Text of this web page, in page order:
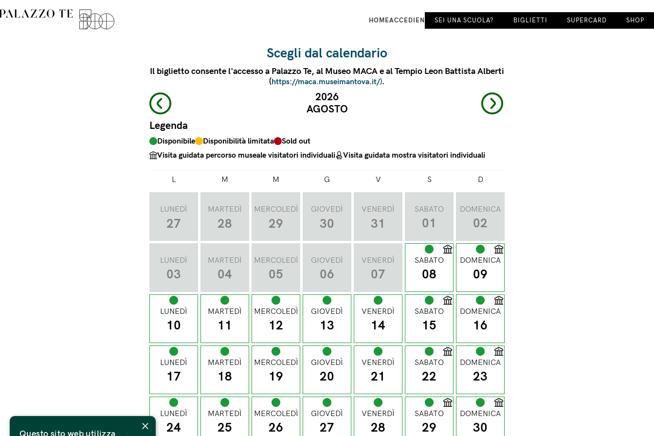
HOMEACCEDI EN SEI UNA SCUOLA? BIGLIETTI SUPERCARD SHOP
Scegli dal calendario
Il biglietto consente l'accesso a Palazzo Te, al Museo MACA e al Tempio Leon Battista Alberti
(https://maca.museimantova.it/).
2026
AGOSTO
Legenda
Disponibile Disponibilità limitata
Sold out
Visita guidata percorso museale visitatori individuali
Visita guidata mostra visitatori individuali
L M M G V S D
LUNEDÌ
27
MARTEDÌ
28
MERCOLEDÌ
29
GIOVEDÌ
30
VENERDÌ
31
SABATO
01
DOMENICA
02
LUNEDÌ
03
MARTEDÌ
04
MERCOLEDÌ
05
GIOVEDÌ
06
VENERDÌ
07
SABATO
08
DOMENICA
09
LUNEDÌ
10
MARTEDÌ
11
MERCOLEDÌ
12
GIOVEDÌ
13
VENERDÌ
14
SABATO
15
DOMENICA
16
LUNEDÌ
17
MARTEDÌ
18
MERCOLEDÌ
19
GIOVEDÌ
20
VENERDÌ
21
SABATO
22
DOMENICA
23
LUNEDÌ
24
MARTEDÌ
25
MERCOLEDÌ
26
GIOVEDÌ
27
VENERDÌ
28
SABATO
29
DOMENICA
30
×
Questo sito web utilizza